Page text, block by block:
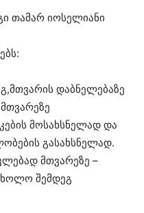
თამარ იოსელიანი
დაბნელებაზე
მოსახსნელად და
გასახსნელად.
მთვარეზე –
ხოლო შემდეგ